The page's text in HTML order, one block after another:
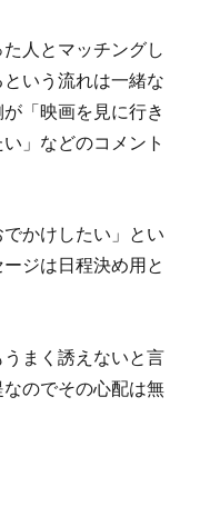
人とマッチングし
いう流れは一緒な
「映画を見に行き
」などのコメント
かけしたい」とい
ジは日程決め用と
まく誘えないと言
のでその心配は無